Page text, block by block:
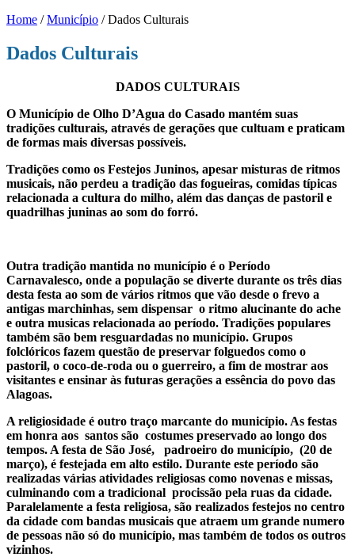
Home / Município / Dados Culturais
Dados Culturais
DADOS CULTURAIS
O Município de Olho D’Agua do Casado mantém suas
tradições culturais, através de gerações que cultuam e praticam
de formas mais diversas possíveis.
Tradições como os Festejos Juninos, apesar misturas de ritmos
musicais, não perdeu a tradição das fogueiras, comidas típicas
relacionada a cultura do milho, além das danças de pastoril e
quadrilhas juninas ao som do forró.
Outra tradição mantida no município é o Período
Carnavalesco, onde a população se diverte durante os três dias
desta festa ao som de vários ritmos que vão desde o frevo a
antigas marchinhas, sem dispensar o ritmo alucinante do ache
e outra musicas relacionada ao período. Tradições populares
também são bem resguardadas no município. Grupos
folclóricos fazem questão de preservar folguedos como o
pastoril, o coco-de-roda ou o guerreiro, a fim de mostrar aos
visitantes e ensinar às futuras gerações a essência do povo das
Alagoas.
A religiosidade é outro traço marcante do município. As festas
em honra aos santos são costumes preservado ao longo dos
tempos. A festa de São José, padroeiro do município, (20 de
março), é festejada em alto estilo. Durante este período são
realizadas várias atividades religiosas como novenas e missas,
culminando com a tradicional procissão pela ruas da cidade.
Paralelamente a festa religiosa, são realizados festejos no centro
da cidade com bandas musicais que atraem um grande numero
de pessoas não só do município, mas também de todos os outros
vizinhos.